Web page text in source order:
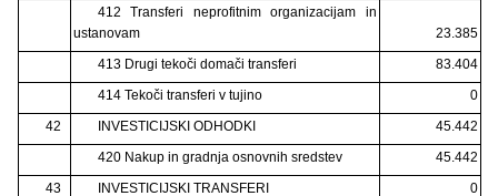
412 Transferi neprofitnim organizacijam in
ustanovam
23.385
413 Drugi tekoči domači transferi
83.404
414 Tekoči transferi v tujino
0
42
INVESTICIJSKI ODHODKI
45.442
420 Nakup in gradnja osnovnih sredstev
45.442
43
INVESTICIJSKI TRANSFERI 0